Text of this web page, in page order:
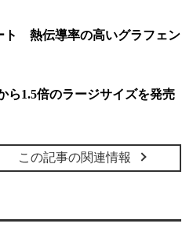
ト 熱伝導率の高いグラフェン
ら1.5倍のラージサイズを発売
この記事の関連情報